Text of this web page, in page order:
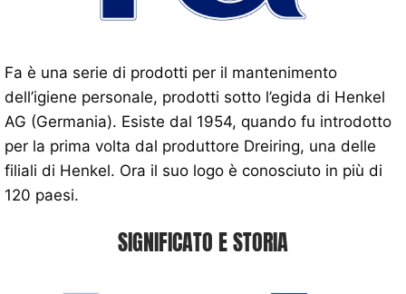
Fa è una serie di prodotti per il mantenimento
dell’igiene personale, prodotti sotto l’egida di Henkel
AG (Germania). Esiste dal 1954, quando fu introdotto
per la prima volta dal produttore Dreiring, una delle
filiali di Henkel. Ora il suo logo è conosciuto in più di
120 paesi.
SIGNIFICATO E STORIA